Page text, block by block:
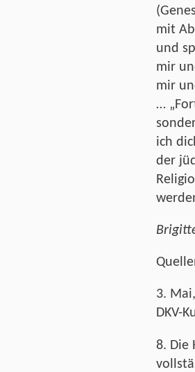
mit
und
mir
mir
…
ich
der
3.
DKV-
8. Die